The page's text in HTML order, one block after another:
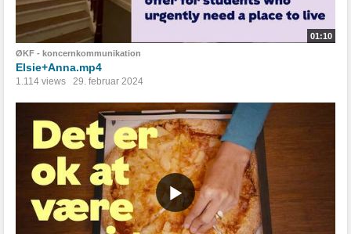
01:10
ØKF - koncernkommunikation
Elsie+Anna.mp4
1.114 views 29. februar 2024